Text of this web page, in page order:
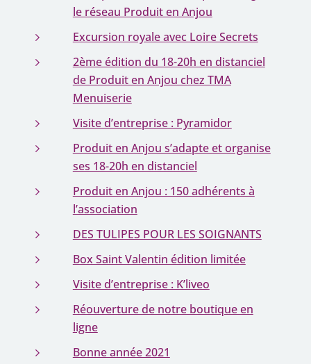
le réseau Produit en Anjou
Excursion royale avec Loire Secrets
2ème édition du 18-20h en distanciel
de Produit en Anjou chez TMA
Menuiserie
Visite d’entreprise : Pyramidor
Produit en Anjou s’adapte et organise
ses 18-20h en distanciel
Produit en Anjou : 150 adhérents à
l’association
DES TULIPES POUR LES SOIGNANTS
Box Saint Valentin édition limitée
Visite d’entreprise : K’liveo
Réouverture de notre boutique en
ligne
Bonne année 2021